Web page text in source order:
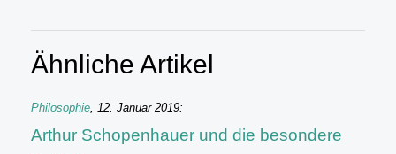
Ähnliche Artikel
Philosophie, 12. Januar 2019:
Arthur Schopenhauer und die besondere